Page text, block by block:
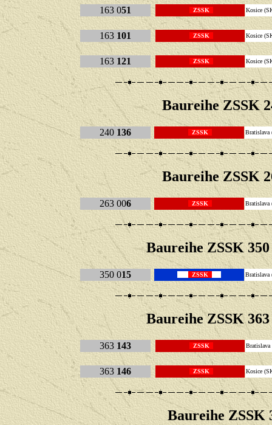
163 051 ZSSK Kosice
163 101 ZSSK Kosice
163 121 ZSSK Kosice
Baureihe ZSSK
240 136 ZSSK
Baureihe ZSSK
263 006 ZSSK
Baureihe ZSSK
350 015 ZSSK
Baureihe ZSSK
363 143 ZSSK
363 146 ZSSK Kosice
Baureihe ZSSK